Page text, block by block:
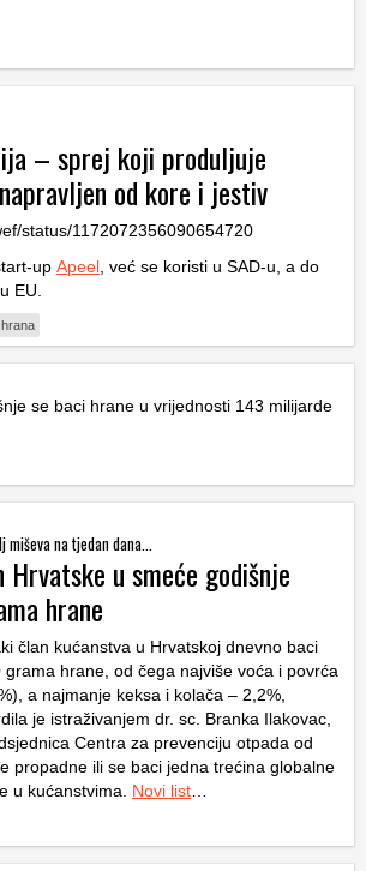
– sprej koji produljuje
od kore i jestiv
status/1172072356090654720
up Apeel , već se koristi u SAD-u, a do
EU.
hrana
se baci hrane u vrijednosti 143 milijarde
na tjedan dana...
Hrvatske u smeće godišnje
hrane
član kućanstva u Hrvatskoj dnevno baci
grama hrane, od čega najviše voća i povrća
a najmanje keksa i kolača – 2,2%,
je istraživanjem dr. sc. Branka Ilakovac,
Centra za prevenciju otpada od
propadne ili se baci jedna trećina globalne
u kućanstvima. Novi list